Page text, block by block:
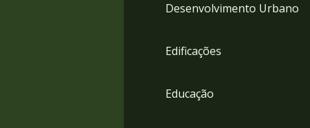
Desenvolvimento Urbano
Edificações
Educação